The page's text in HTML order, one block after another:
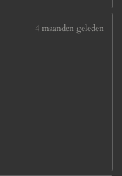
4 maanden geleden